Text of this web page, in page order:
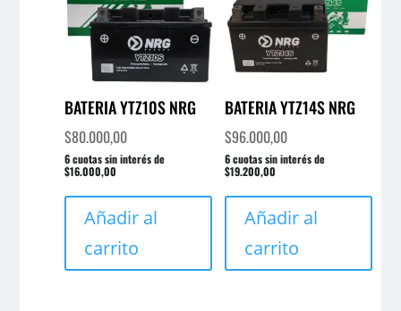
BATERIA YTZ10S NRG
$80.000,00
6 cuotas sin interés de
$16.000,00
Añadir al
carrito
BATERIA YTZ14S NRG
$96.000,00
6 cuotas sin interés de
$19.200,00
Añadir al
carrito